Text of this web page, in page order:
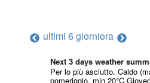
ultimi 6 giorniora
Next 3 days weather
Per lo più asciutto. Caldo
pomeriggio, min 20°C